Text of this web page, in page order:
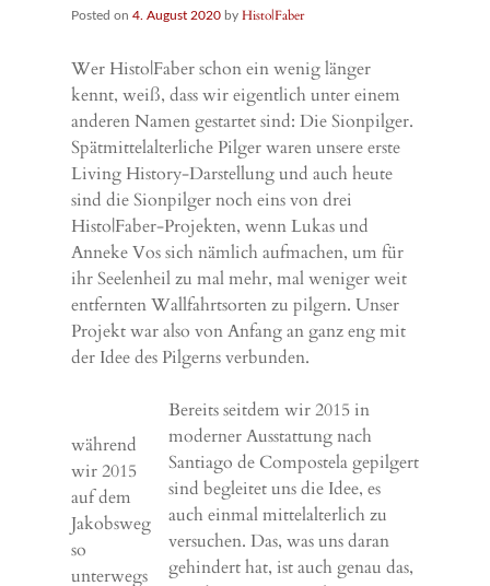
Posted on 4. August 2020by Histo|Faber
Wer Histo|Faber schon ein wenig länger
kennt, weiß, dass wir eigentlich unter einem
anderen Namen gestartet sind: Die Sionpilger.
Spätmittelalterliche Pilger waren unsere erste
Living History-Darstellung und auch heute
sind die Sionpilger noch eins von drei
Histo|Faber-Projekten, wenn Lukas und
Anneke Vos sich nämlich aufmachen, um für
ihr Seelenheil zu mal mehr, mal weniger weit
entfernten Wallfahrtsorten zu pilgern. Unser
Projekt war also von Anfang an ganz eng mit
der Idee des Pilgerns verbunden.
während
wir 2015
auf dem
Jakobsweg
so
unterwegs
Bereits seitdem wir 2015 in
moderner Ausstattung nach
Santiago de Compostela gepilgert
sind begleitet uns die Idee, es
auch einmal mittelalterlich zu
versuchen. Das, was uns daran
gehindert hat, ist auch genau das,